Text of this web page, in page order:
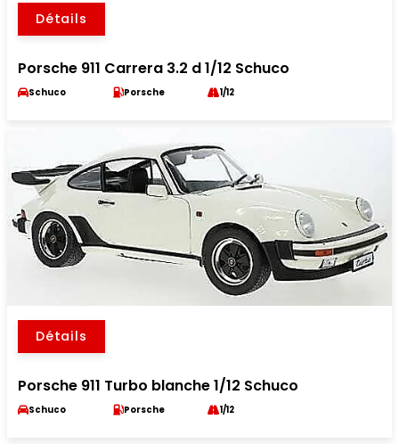
Détails
Porsche 911 Carrera 3.2 d 1/12 Schuco
Schuco Porsche 1/12
Détails
Porsche 911 Turbo blanche 1/12 Schuco
Schuco Porsche 1/12